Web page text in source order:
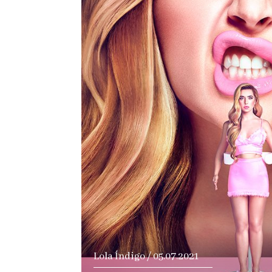
Ver
Lola Índigo / 05.07.2021